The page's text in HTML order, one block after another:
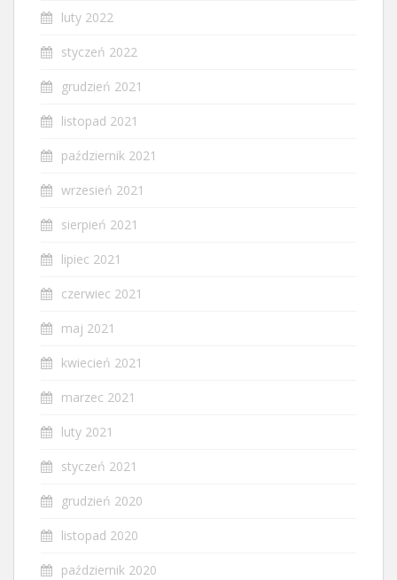
luty 2022
styczeń 2022
grudzień 2021
listopad 2021
październik 2021
wrzesień 2021
sierpień 2021
lipiec 2021
czerwiec 2021
maj 2021
kwiecień 2021
marzec 2021
luty 2021
styczeń 2021
grudzień 2020
listopad 2020
październik 2020